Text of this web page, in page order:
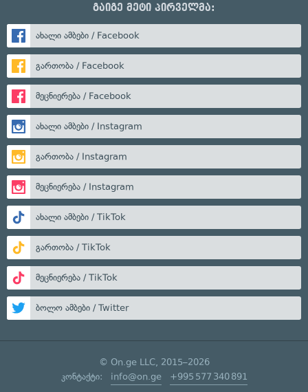
გაიგე მეტი პირველმა:
ახალი ამბები / Facebook
გართობა / Facebook
მეცნიერება / Facebook
ახალი ამბები / Instagram
გართობა / Instagram
მეცნიერება / Instagram
ახალი ამბები / TikTok
გართობა / TikTok
მეცნიერება / TikTok
ბოლო ამბები / Twitter
© On.ge LLC, 2015–2026
კონტაქტი: info@on.ge +995 577 340 891